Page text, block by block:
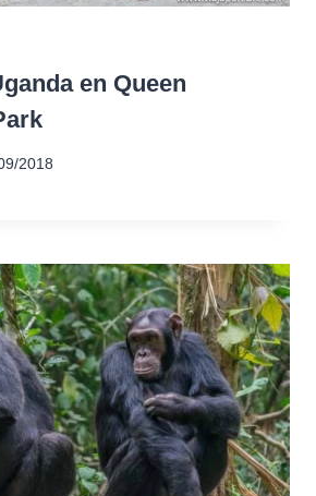
en Queen
2018